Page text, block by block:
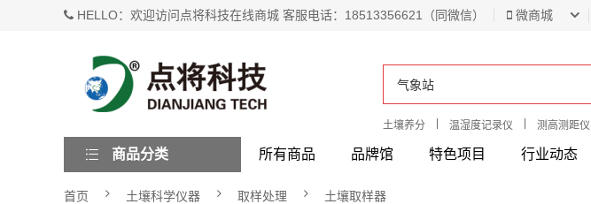
HELLO：欢迎访问点将科技在线商城 客服电话：18513356621（同微信） 微商城
土壤养分 温湿度记录仪 测高测距仪
所有商品 品牌馆 特色项目 行业动态
商品分类
首页 土壤科学仪器 取样处理 土壤取样器